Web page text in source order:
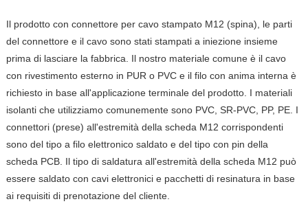
Il prodotto con connettore per cavo stampato M12 (spina), le parti
del connettore e il cavo sono stati stampati a iniezione insieme
prima di lasciare la fabbrica. Il nostro materiale comune è il cavo
con rivestimento esterno in PUR o PVC e il filo con anima interna è
richiesto in base all'applicazione terminale del prodotto. I materiali
isolanti che utilizziamo comunemente sono PVC, SR-PVC, PP, PE. I
connettori (prese) all'estremità della scheda M12 corrispondenti
sono del tipo a filo elettronico saldato e del tipo con pin della
scheda PCB. Il tipo di saldatura all'estremità della scheda M12 può
essere saldato con cavi elettronici e pacchetti di resinatura in base
ai requisiti di prenotazione del cliente.